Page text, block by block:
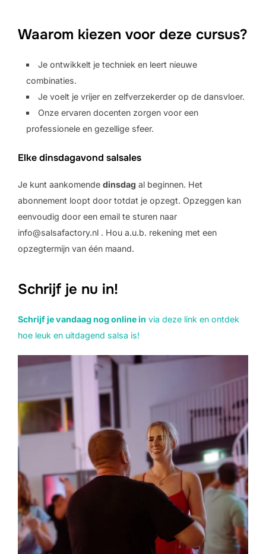
Waarom kiezen voor deze cursus?
Je ontwikkelt je techniek en leert nieuwe
combinaties.
Je voelt je vrijer en zelfverzekerder op de dansvloer.
Onze ervaren docenten zorgen voor een
professionele en gezellige sfeer.
Elke dinsdagavond salsales
Je kunt aankomende dinsdag al beginnen. Het
abonnement loopt door totdat je opzegt. Opzeggen kan
eenvoudig door een email te sturen naar
info@salsafactory.nl . Hou a.u.b. rekening met een
opzegtermijn van één maand.
Schrijf je nu in!
Schrijf je vandaag nog online in via deze link en ontdek
hoe leuk en uitdagend salsa is!